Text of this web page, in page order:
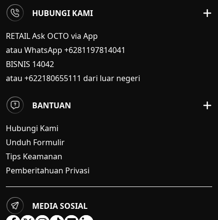
HUBUNGI KAMI
RETAIL Ask OCTO via App
atau WhatsApp +6281197814041
BISNIS 14042
atau +622180655111 dari luar negeri
BANTUAN
Hubungi Kami
Unduh Formulir
Tips Keamanan
Pemberitahuan Privasi
MEDIA SOSIAL